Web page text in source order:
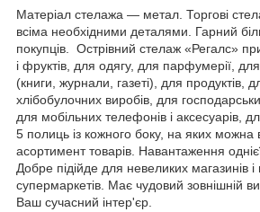
Матеріал стелажа — метал. Торгові
всіма необхідними деталями. Гарний
покупців. Острівний стелаж «Регалс»
і фруктів, для одягу, для парфумерії,
(книги, журнали, газеті), для продуктів,
хлібобулочних виробів, для
для мобільних телефонів і аксесуарів,
5 полиць із кожного боку, на яких можна
асортимент товарів. Навантаження
Добре підійде для невеликих магазинів і
супермаркетів. Має чудовий зовнішній
Ваш сучасний інтер'єр.